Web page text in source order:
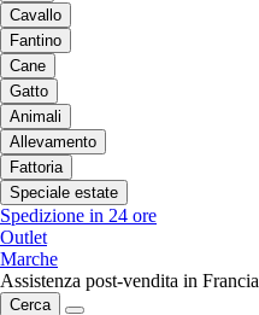
Cavallo
Fantino
Cane
Gatto
Animali
Allevamento
Fattoria
Speciale estate
Spedizione in 24 ore
Outlet
Marche
Assistenza post-vendita in Francia
Cerca